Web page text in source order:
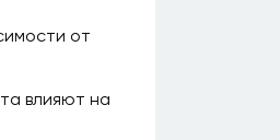
от
влияют на